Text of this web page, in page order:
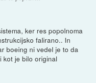
ker res popolnoma
falirano.. In
boeing ni vedel je to da
kot je bilo original